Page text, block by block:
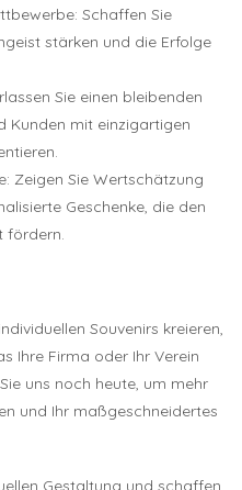
Schaffen Sie
stärken und die Erfolge
Sie einen bleibenden
Kunden mit einzigartigen
Zeigen Sie Wertschätzung
Geschenke, die den
fördern.
Souvenirs kreieren,
Ihre Firma oder Ihr Verein
uns noch heute, um mehr
und Ihr maßgeschneidertes
Gestaltung und schaffen